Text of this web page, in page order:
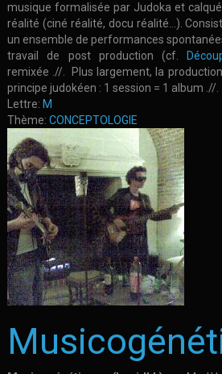
musique formalisée par Judoka et
réalité (ciné réalité, docu réalité…).
un ensemble de performances
travail de post production (cf.
remixée .//. Plus largement, la
principe judokéen : 1 session = 1 album .//.
Lettre: M
Thème: CONCEPTOLOGIE